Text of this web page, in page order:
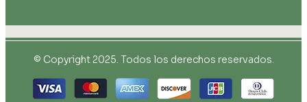
© Copyright 2025. Todos los derechos reservados.